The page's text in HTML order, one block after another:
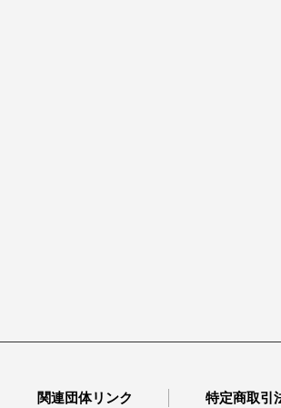
関連団体リンク 特定商取引